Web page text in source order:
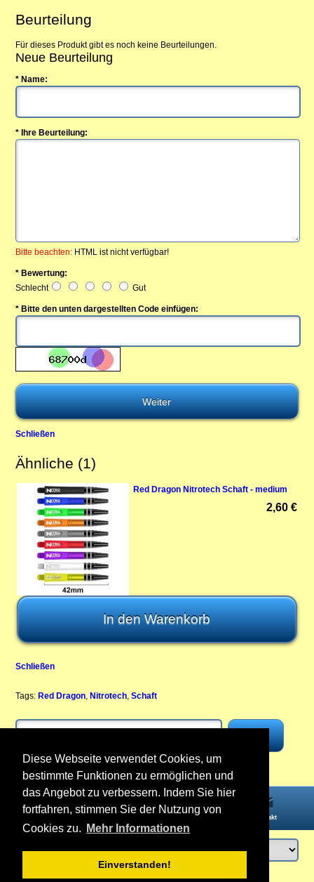
Diese Webseite verwendet Cookies, um
bestimmte Funktionen zu ermöglichen und
das Angebot zu verbessern. Indem Sie hier
fortfahren, stimmen Sie der Nutzung von
Cookies zu.
Mehr Informationen
Einverstanden!
Beurteilung
Für dieses Produkt gibt es noch keine Beurteilungen.
Neue Beurteilung
* Name:
* Ihre Beurteilung:
Bitte beachten: HTML ist nicht verfügbar!
* Bewertung:
Schlecht
Gut
* Bitte den unten dargestellten Code einfügen:
Schließen
Ähnliche (1)
Red Dragon Nitrotech Schaft - medium
2,60 €
Schließen
Tags: Red Dragon, Nitrotech,Schaft
Konto Kontakt
AnmeldenoderKonto erstellen